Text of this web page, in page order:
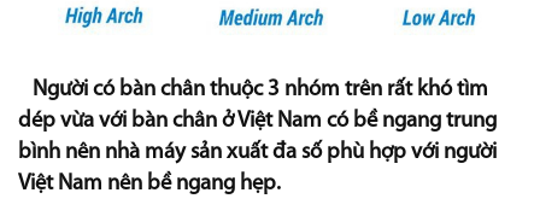
Người có bàn chân thuộc 3 nhóm trên rất khó tìm
dép vừa với bàn chân ở Việt Nam có bề ngang trung
bình nên nhà máy sản xuất đa số phù hợp với người
Việt Nam nên bề ngang hẹp.